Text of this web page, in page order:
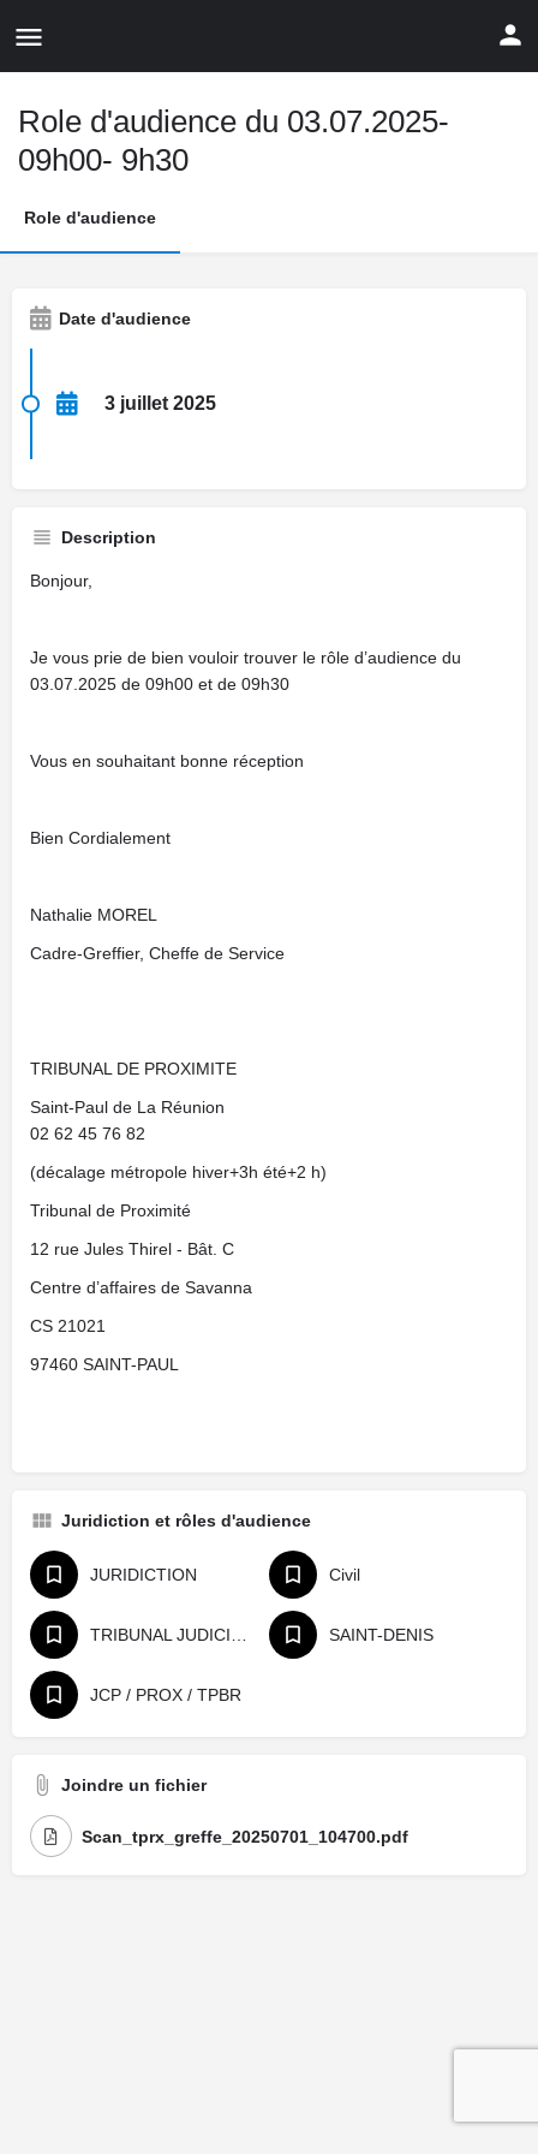
Role d'audience du 03.07.2025-
09h00- 9h30
Role d'audience
Date d'audience
3 juillet 2025
Description
Bonjour,
Je vous prie de bien vouloir trouver le rôle d’audience du
03.07.2025 de 09h00 et de 09h30
Vous en souhaitant bonne réception
Bien Cordialement
Nathalie MOREL
Cadre-Greffier, Cheffe de Service
TRIBUNAL DE PROXIMITE
Saint-Paul de La Réunion
02 62 45 76 82
(décalage métropole hiver+3h été+2 h)
Tribunal de Proximité
12 rue Jules Thirel - Bât. C
Centre d’affaires de Savanna
CS 21021
97460 SAINT-PAUL
Juridiction et rôles d'audience
JURIDICTION Civil
SAINT-DENIS
JCP / PROX / TPBR
Joindre un fichier
Scan_tprx_greffe_20250701_104700.pdf